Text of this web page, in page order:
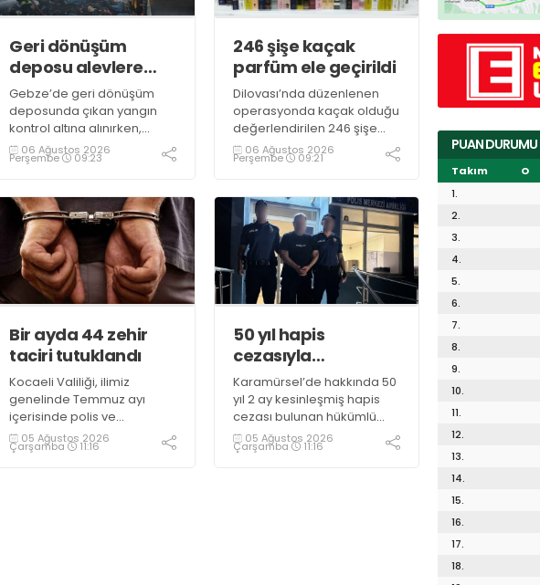
Geri dönüşüm
deposu alevlere
teslim oldu
Gebze’de geri dönüşüm
deposunda çıkan yangın
kontrol altına alınırken,
duman sebebiyle TEM ve
D100 Karayolu’nda göz gözü
06 Ağustos 2026
Perşembe 09:23
246 şişe kaçak
parfüm ele geçirildi
Dilovası’nda düzenlenen
operasyonda kaçak olduğu
değerlendirilen 246 şişe
parfüm ele geçirildi
06 Ağustos 2026
Perşembe 09:21
Bir ayda 44 zehir
taciri tutuklandı
Kocaeli Valiliği, ilimiz
genelinde Temmuz ayı
içerisinde polis ve
jandarma ekiplerince
uyuşturucu ile mücadele
05 Ağustos 2026
Çarşamba 11:16
50 yıl hapis
cezasıyla
aranıyordu,
yakalandı
Karamürsel’de hakkında 50
yıl 2 ay kesinleşmiş hapis
cezası bulunan hükümlü
operasyonla gözaltına
alındı
05 Ağustos 2026
Çarşamba 11:16
PUAN DURUMU
Takım O
1.
2.
3.
4.
5.
6.
7.
8.
9.
10.
11.
12.
13.
14.
15.
16.
17.
18.